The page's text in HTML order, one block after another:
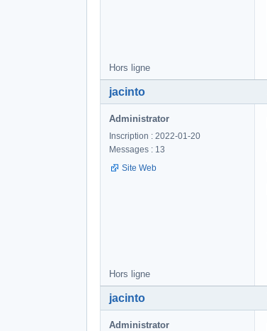
Hors ligne
jacinto
Administrator
Inscription : 2022-01-20
Messages : 13
Site Web
Hors ligne
jacinto
Administrator